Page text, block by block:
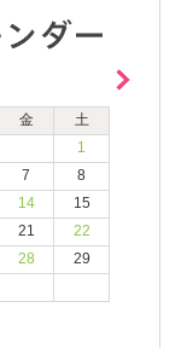
金
土
1
7
8
14
15
21
22
28
29